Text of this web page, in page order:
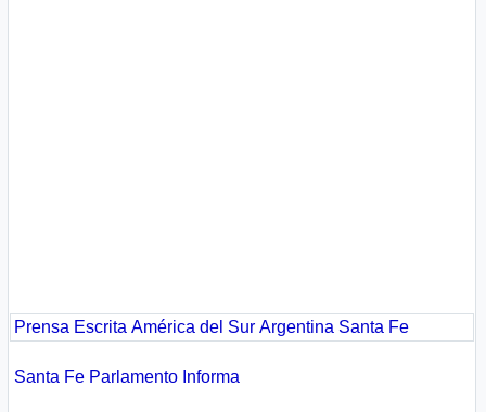
Prensa Escrita América del Sur Argentina Santa Fe
Santa Fe Parlamento Informa